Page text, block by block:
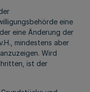
eine
eine Änderung der
mindestens aber
Wird
ist der